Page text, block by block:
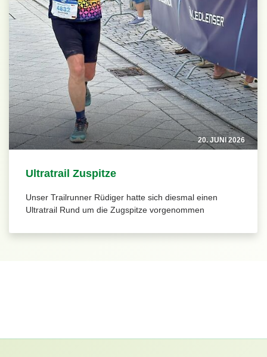
20. JUNI 2026
Ultratrail Zuspitze
Unser Trailrunner Rüdiger hatte sich diesmal einen
Ultratrail Rund um die Zugspitze vorgenommen